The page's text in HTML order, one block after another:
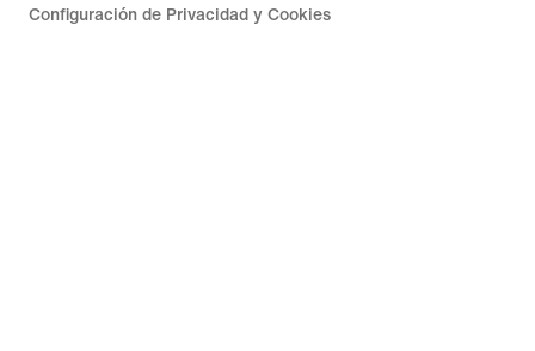
Configuración de Privacidad y Cookies